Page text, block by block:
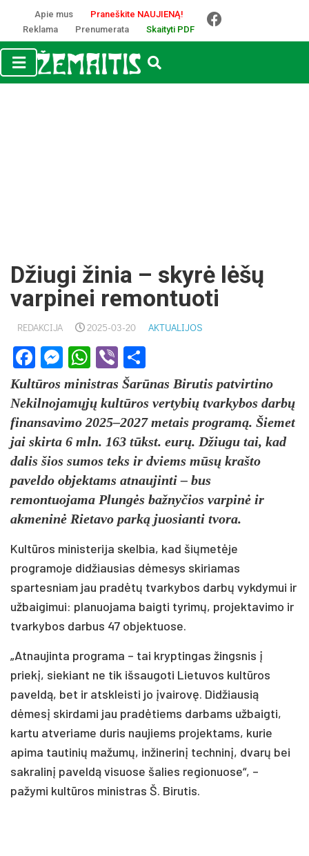
Apie mus
Praneškite NAUJIENĄ!
Reklama
Prenumerata Skaityti PDF
Džiugi žinia – skyrė lėšų
varpinei remontuoti
REDAKCIJA 2025-03-20 AKTUALIJOS
Facebook
Messenger
WhatsApp
Viber
Kultūros ministras Šarūnas Birutis patvirtino
Nekilnojamųjų kultūros vertybių tvarkybos darbų
finansavimo 2025–2027 metais programą. Šiemet
jai skirta 6 mln. 163 tūkst. eurų. Džiugu tai, kad
dalis šios sumos teks ir dviems mūsų krašto
paveldo objektams atnaujinti – bus
remontuojama Plungės bažnyčios varpinė ir
akmeninė Rietavo parką juosianti tvora.
Kultūros ministerija skelbia, kad šiųmetėje
programoje didžiausias dėmesys skiriamas
spartesniam jau pradėtų tvarkybos darbų vykdymui ir
užbaigimui: planuojama baigti tyrimų, projektavimo ir
tvarkybos darbus 47 objektuose.
„Atnaujinta programa – tai kryptingas žingsnis į
priekį, siekiant ne tik išsaugoti Lietuvos kultūros
paveldą, bet ir atskleisti jo įvairovę. Didžiausią
dėmesį skirdami jau pradėtiems darbams užbaigti,
kartu atveriame duris naujiems projektams, kurie
apima tautinių mažumų, inžinerinį techninį, dvarų bei
sakralinį paveldą visuose šalies regionuose“, –
pažymi kultūros ministras Š. Birutis.